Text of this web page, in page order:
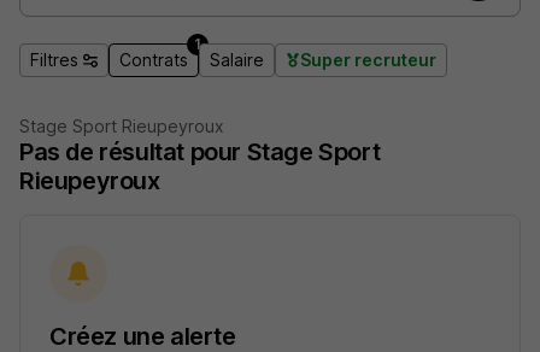
Filtres Contrats
1
Salaire Super recruteur
Stage Sport Rieupeyroux
Pas de résultat pour Stage Sport
Rieupeyroux
Créez une alerte